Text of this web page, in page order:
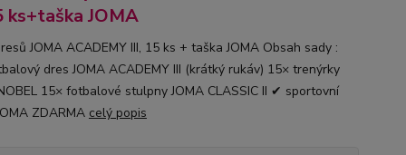
ks+taška JOMA
JOMA ACADEMY III, 15 ks + taška JOMA Obsah sady :
dres JOMA ACADEMY III (krátký rukáv) 15× trenýrky
15× fotbalové stulpny JOMA CLASSIC II ✔ sportovní
ZDARMA celý popis